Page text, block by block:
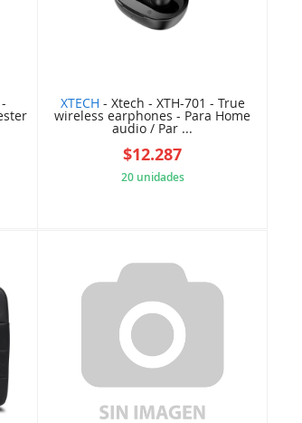
XTECH - Xtech - XTH-701 - True
wireless earphones - Para Home
audio / Par ...
$12.287
20 unidades